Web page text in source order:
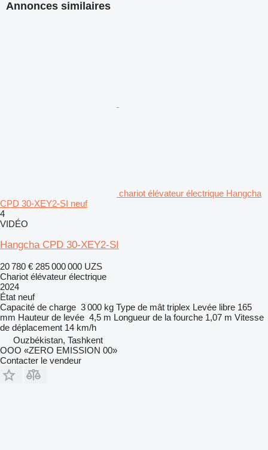
Annonces similaires
chariot élévateur électrique Hangcha
CPD 30-XEY2-SI neuf
4
VIDÉO
Hangcha CPD 30-XEY2-SI
20 780 € 285 000 000 UZS
Chariot élévateur électrique
2024
État neuf
Capacité de charge 3 000 kg Type de mât triplex Levée libre 165
mm Hauteur de levée 4,5 m Longueur de la fourche 1,07 m Vitesse
de déplacement 14 km/h
Ouzbékistan, Tashkent
OOO «ZERO EMISSION 00»
Contacter le vendeur